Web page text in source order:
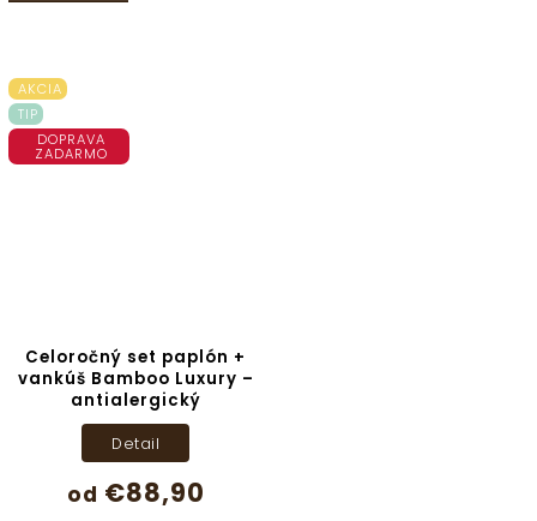
AKCIA
TIP
DOPRAVA
ZADARMO
Celoročný set paplón +
vankúš Bamboo Luxury –
antialergický
od €88,90
Detail